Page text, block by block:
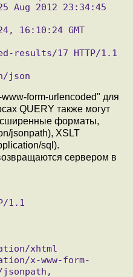
form-urlencoded" для
QUERY также могут
форматы,
jsonpath), XSLT
sql).
сервером в